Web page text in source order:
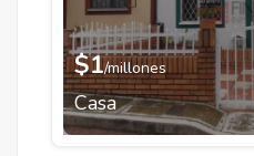
$1/millones
Casa